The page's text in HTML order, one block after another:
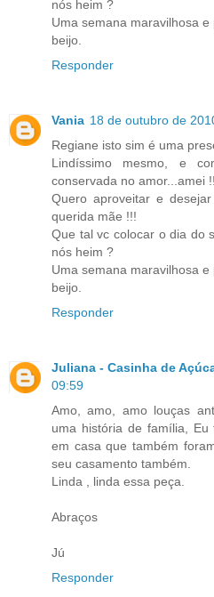
nós heim ?
Uma semana maravilhosa e
beijo.
Responder
Vania 18 de outubro de
Regiane isto sim é uma
Lindíssimo mesmo, e
conservada no amor...amei
Quero aproveitar e
querida mãe !!!
Que tal vc colocar o dia do
nós heim ?
Uma semana maravilhosa e
beijo.
Responder
Juliana - Casinha de
09:59
Amo, amo, amo louças
uma história de família,
em casa que também
seu casamento também.
Linda , linda essa peça.
Abraços
Jú
Responder